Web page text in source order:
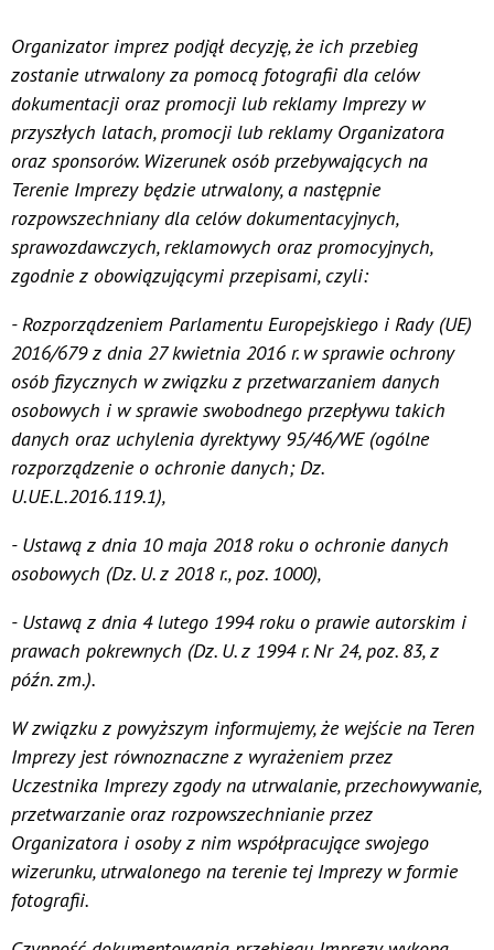
Organizator imprez podjął decyzję, że ich przebieg
zostanie utrwalony za pomocą fotografii dla celów
dokumentacji oraz promocji lub reklamy Imprezy w
przyszłych latach, promocji lub reklamy Organizatora
oraz sponsorów. Wizerunek osób przebywających na
Terenie Imprezy będzie utrwalony, a następnie
rozpowszechniany dla celów dokumentacyjnych,
sprawozdawczych, reklamowych oraz promocyjnych,
zgodnie z obowiązującymi przepisami, czyli:
- Rozporządzeniem Parlamentu Europejskiego i Rady (UE)
2016/679 z dnia 27 kwietnia 2016 r. w sprawie ochrony
osób fizycznych w związku z przetwarzaniem danych
osobowych i w sprawie swobodnego przepływu takich
danych oraz uchylenia dyrektywy 95/46/WE (ogólne
rozporządzenie o ochronie danych; Dz.
U.UE.L.2016.119.1),
- Ustawą z dnia 10 maja 2018 roku o ochronie danych
osobowych (Dz. U. z 2018 r., poz. 1000),
- Ustawą z dnia 4 lutego 1994 roku o prawie autorskim i
prawach pokrewnych (Dz. U. z 1994 r. Nr 24, poz. 83, z
późn. zm.).
W związku z powyższym informujemy, że wejście na Teren
Imprezy jest równoznaczne z wyrażeniem przez
Uczestnika Imprezy zgody na utrwalanie, przechowywanie,
przetwarzanie oraz rozpowszechnianie przez
Organizatora i osoby z nim współpracujące swojego
wizerunku, utrwalonego na terenie tej Imprezy w formie
fotografii.